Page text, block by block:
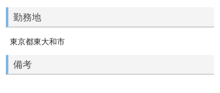
勤務地
東京都東大和市
備考